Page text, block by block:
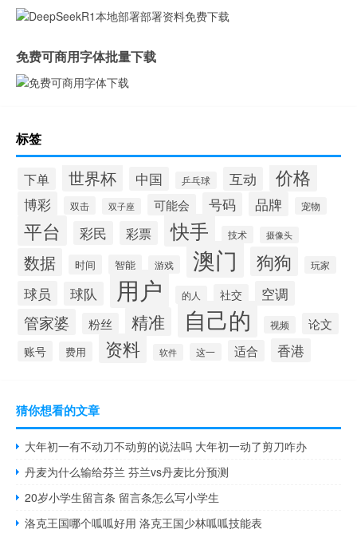
免费可商用字体批量下载
标签
下单 世界杯 中国 乒乓球 互动 价格
博彩 双击 双子座 可能会 号码 品牌 宠物
平台 彩民 彩票 快手 技术 摄像头
数据 时间 智能 游戏 澳门 狗狗 玩家
球员 球队 用户 的人 社交 空调
管家婆 粉丝 精准 自己的 视频 论文
账号 费用 资料 软件 这一 适合 香港
猜你想看的文章
大年初一有不动刀不动剪的说法吗 大年初一动了剪刀咋办
丹麦为什么输给芬兰 芬兰vs丹麦比分预测
20岁小学生留言条 留言条怎么写小学生
洛克王国哪个呱呱好用 洛克王国少林呱呱技能表